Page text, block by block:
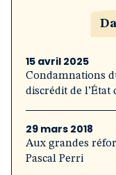
15 avril 2025
Condamnations
discrédit de l’État
29 mars 2018
Aux grandes
Pascal Perri